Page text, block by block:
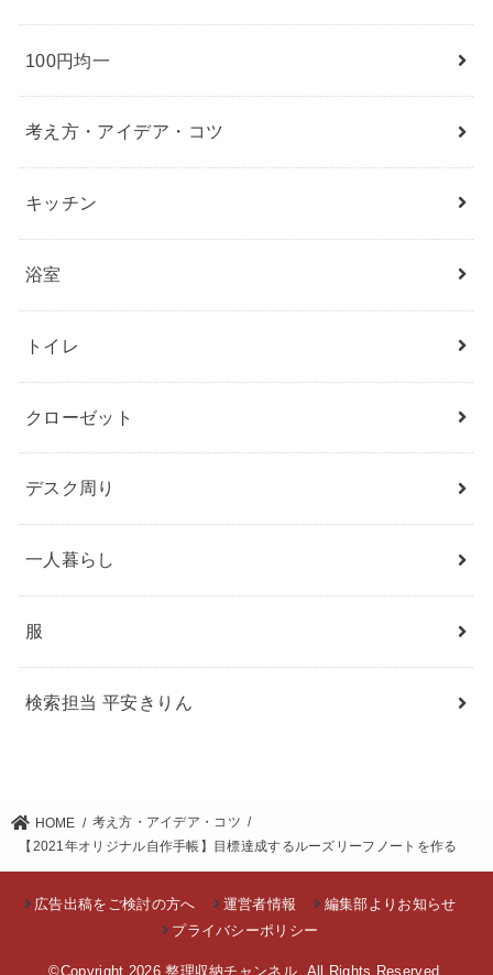
100円均一
考え方・アイデア・コツ
キッチン
浴室
トイレ
クローゼット
デスク周り
一人暮らし
服
検索担当 平安きりん
HOME
考え方・アイデア・コツ
【2021年オリジナル自作手帳】目標達成するルーズリーフノートを作る
広告出稿をご検討の方へ 運営者情報
編集部よりお知らせ
プライバシーポリシー
©Copyright 2026整理収納チャンネル.All Rights Reserved.